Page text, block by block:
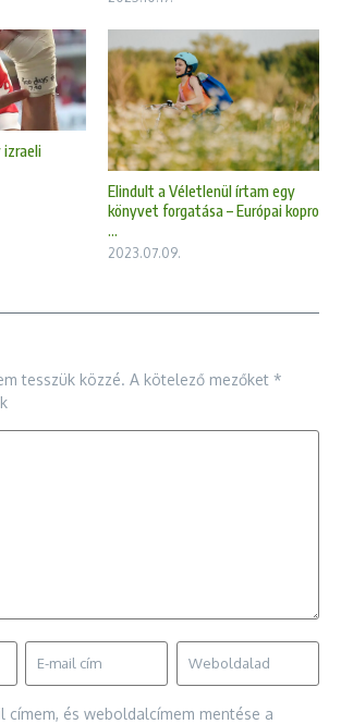
izraeli
Elindult a Véletlenül írtam egy
könyvet forgatása – Európai kopro
...
2023.07.09.
tesszük közzé. A kötelező mezőket *
címem, és weboldalcímem mentése a